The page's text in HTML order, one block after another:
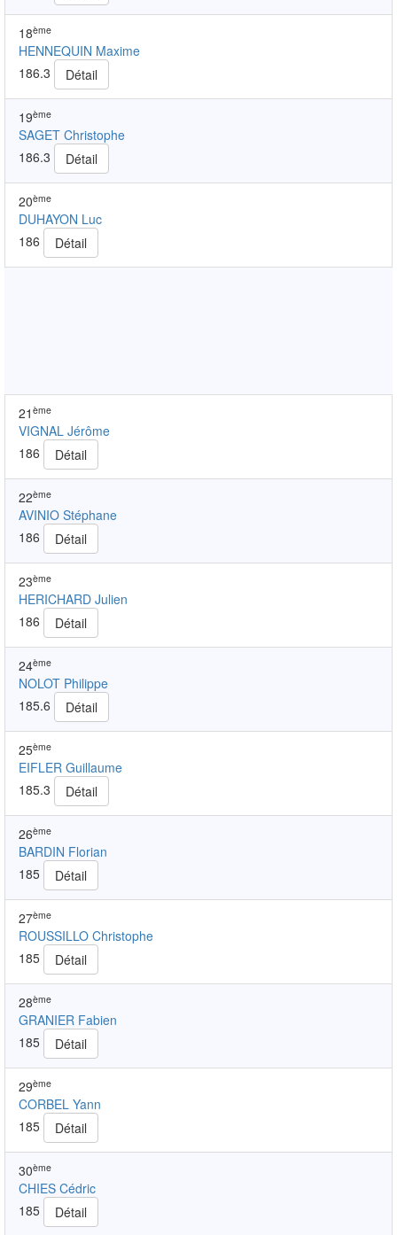
18ème
HENNEQUIN Maxime
186.3
Détail
19ème
SAGET Christophe
186.3
Détail
20ème
DUHAYON Luc
186
Détail
21 ème
VIGNAL Jérôme
186
Détail
22ème
AVINIO Stéphane
186
Détail
23ème
HERICHARD Julien
186
Détail
24ème
NOLOT Philippe
185.6
Détail
25ème
EIFLER Guillaume
185.3
Détail
26ème
BARDIN Florian
185
Détail
27ème
ROUSSILLO Christophe
185
Détail
28ème
GRANIER Fabien
185
Détail
29ème
CORBEL Yann
185
Détail
30ème
CHIES Cédric
185
Détail